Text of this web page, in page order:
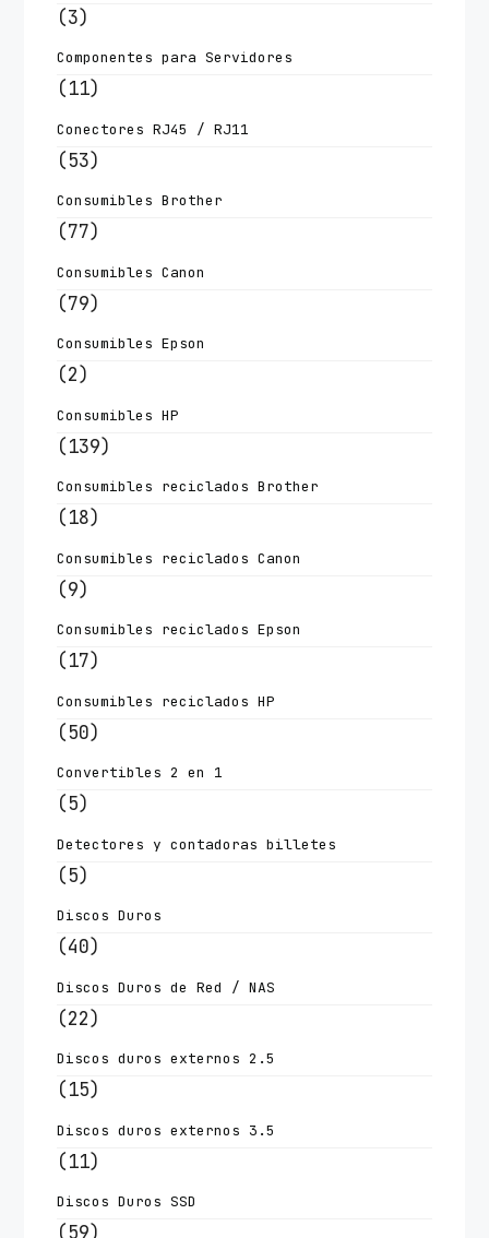
(3)
Componentes para Servidores
(11)
Conectores RJ45 / RJ11
(53)
Consumibles Brother
(77)
Consumibles Canon
(79)
Consumibles Epson
(2)
Consumibles HP
(139)
Consumibles reciclados Brother
(18)
Consumibles reciclados Canon
(9)
Consumibles reciclados Epson
(17)
Consumibles reciclados HP
(50)
Convertibles 2 en 1
(5)
Detectores y contadoras billetes
(5)
Discos Duros
(40)
Discos Duros de Red / NAS
(22)
Discos duros externos 2.5
(15)
Discos duros externos 3.5
(11)
Discos Duros SSD
(59)